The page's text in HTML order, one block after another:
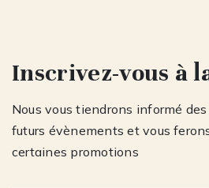
Inscrivez-vous à
Nous vous tiendrons informé
futurs évènements et vous
certaines promotions